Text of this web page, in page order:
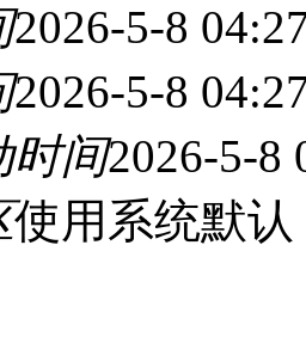
2026-5-8
2026-5-8
时间2026-5-8
使用系统默认